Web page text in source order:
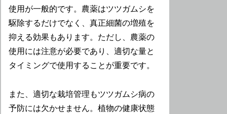
使用が一般的です。農薬はツツガムシを
駆除するだけでなく、真正細菌の増殖を
抑える効果もあります。ただし、農薬の
使用には注意が必要であり、適切な量と
タイミングで使用することが重要です。
また、適切な栽培管理もツツガムシ病の
予防には欠かせません。植物の健康状態